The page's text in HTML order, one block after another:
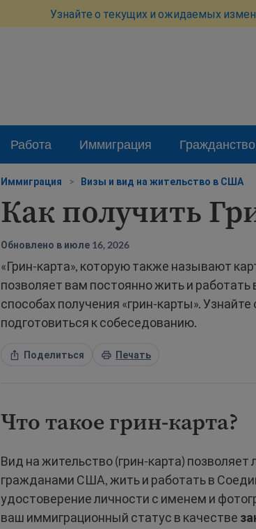
Узнайте о текущих и ожидаемых
Работа Иммиграция Гражданство
Иммиграция > Визы и вид на жительство в США
Как получить
Обновлено в июле 16, 2026
«Грин-карта», которую также называют
позволяет вам постоянно жить и
способах получения «грин-карты». Узнайте
подготовиться к собеседованию.
Поделиться Печать
Что такое грин-карта?
Вид на жительство (грин-карта)
гражданами США, жить и работать в
удостоверение личности с именем и
ваш иммиграционный статус в качестве